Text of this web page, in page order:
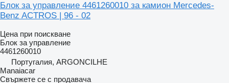
Блок за управление 4461260010 за камион Mercedes-
Benz ACTROS | 96 - 02
Цена при поискване
Блок за управление
4461260010
Португалия, ARGONCILHE
Manaiacar
Свържете се с продавача